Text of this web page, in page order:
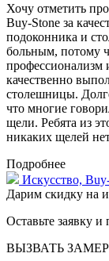
Хочу отметить
Buy-Stone за
подоконника и
больным, потому
профессионализм
качественно
столешницы.
что многие
щели. Ребята из
никаких щелей
Подробнее
Искусство,
Дарим скидку на
Оставьте заявку
ВЫЗВАТЬ